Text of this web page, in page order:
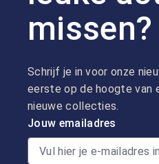
missen?
Schrijf je in voor onze
eerste op de hoogte van
nieuwe collecties.
Jouw emailadres